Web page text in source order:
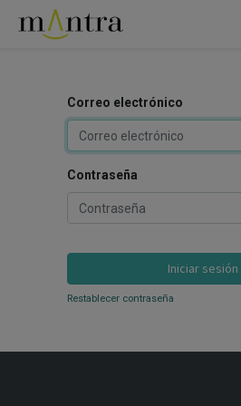
Correo electrónico
Contraseña
Iniciar sesión
Restablecer contraseña